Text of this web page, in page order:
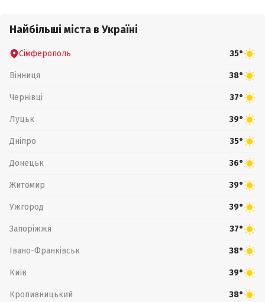
Найбільші міста в Україні
Сімферополь 35°
Вінниця 38°
Чернівці 37°
Луцьк 39°
Дніпро 35°
Донецьк 36°
Житомир 39°
Ужгород 39°
Запоріжжя 37°
Івано-Франківськ 38°
Київ 39°
Кропивницький 38°